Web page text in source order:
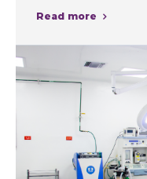
Read more